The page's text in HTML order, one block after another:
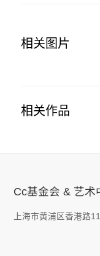
相关图片
相关作品
Cc基金会 & 艺术
上海市黄浦区香港路